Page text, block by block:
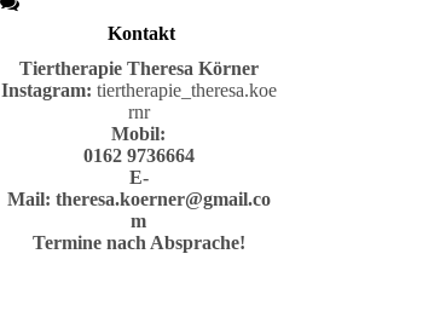
Kontakt
Tiertherapie Theresa Körner
Instagram: tiertherapie_theresa.koe
rnr
Mobil:
0162 9736664
E-
Mail: theresa.koerner@gmail.co
m
Termine nach Absprache!